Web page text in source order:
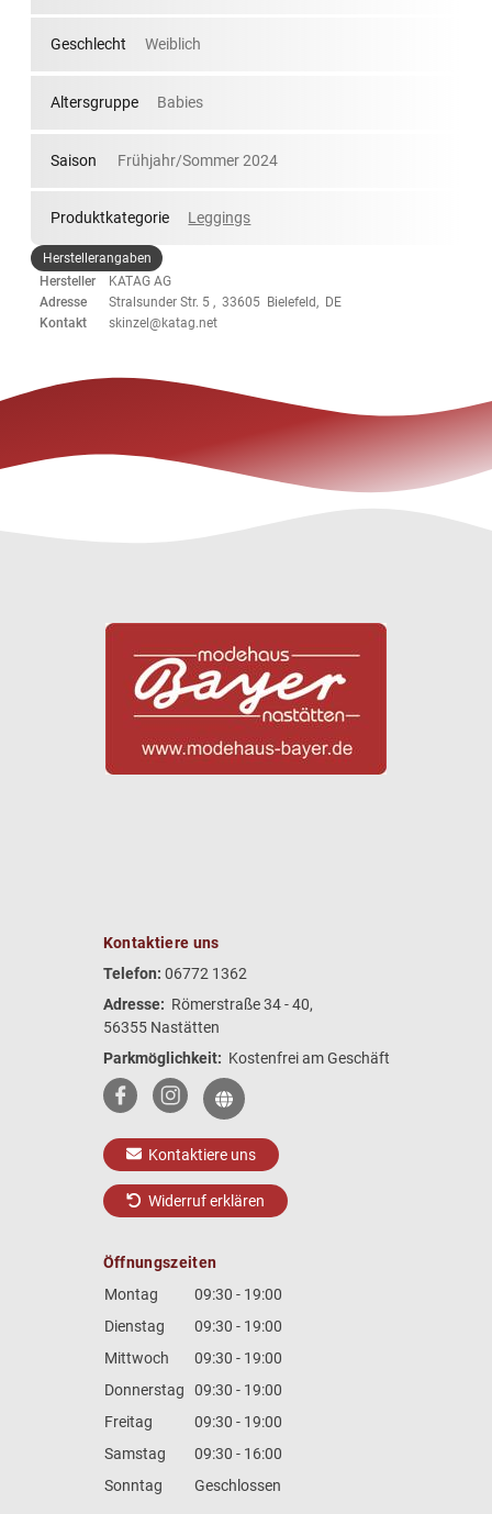
Geschlecht Weiblich
Altersgruppe Babies
Saison Frühjahr/Sommer 2024
Produktkategorie Leggings
Herstellerangaben
Hersteller
KATAG AG
Adresse
Stralsunder Str. 5 , 33605 Bielefeld, DE
Kontakt
skinzel@katag.net
Kontaktiere uns
Telefon: 06772 1362
Adresse: Römerstraße 34 - 40,
56355 Nastätten
Parkmöglichkeit: Kostenfrei am Geschäft
Kontaktiere uns
Widerruf erklären
Öffnungszeiten
Montag
09:30 - 19:00
Dienstag
09:30 - 19:00
Mittwoch
09:30 - 19:00
Donnerstag
09:30 - 19:00
Freitag
09:30 - 19:00
Samstag
09:30 - 16:00
Sonntag
Geschlossen